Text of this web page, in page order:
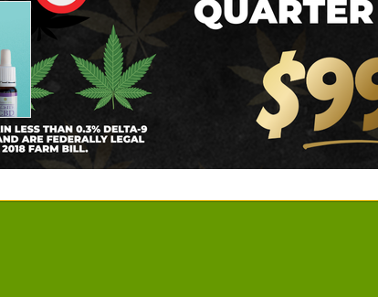
Cannactiva – Aceite de CBD &
Cosmetica Natural de Cáñamo
Cannactiva es una compañía que nace en Barcelona
fruto de el amor por la naturaleza incomprendida. El
cáñamo, Cannabis Sativa L., es de las plantas más
antiguas de nuestro planeta y ha sido de gran utilidad
para la humanidad durante la historia. Debido a su
gran versatilidad, esta planta presenta Leer más [...]